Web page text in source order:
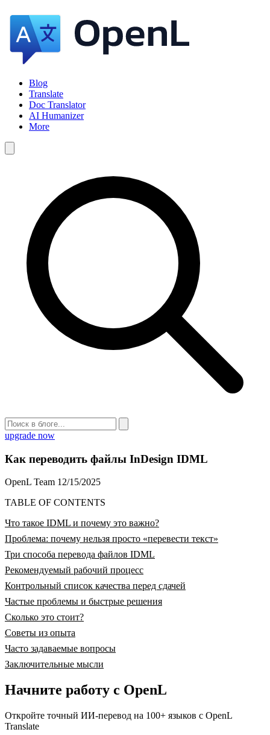
Blog
Translate
Doc Translator
AI Humanizer
More
upgrade now
Как переводить файлы InDesign IDML
OpenL Team 12/15/2025
TABLE OF CONTENTS
Что такое IDML и почему это важно?
Проблема: почему нельзя просто «перевести текст»
Три способа перевода файлов IDML
Рекомендуемый рабочий процесс
Контрольный список качества перед сдачей
Частые проблемы и быстрые решения
Сколько это стоит?
Советы из опыта
Часто задаваемые вопросы
Заключительные мысли
Начните работу с OpenL
Откройте точный ИИ-перевод на 100+ языков с OpenL
Translate